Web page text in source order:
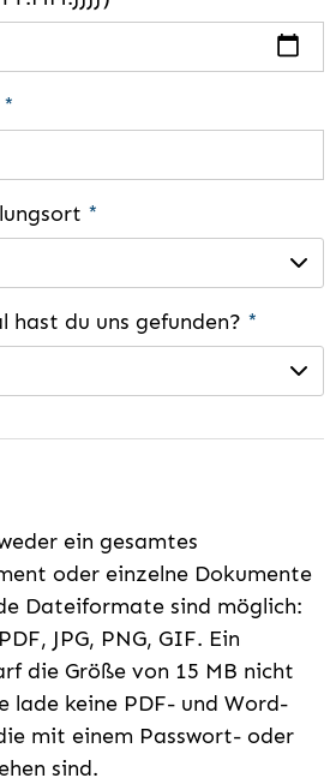
*
*
hast du uns gefunden? *
ein gesamtes
oder einzelne Dokumente
Dateiformate sind möglich:
JPG, PNG, GIF. Ein
die Größe von 15 MB nicht
lade keine PDF- und Word-
mit einem Passwort- oder
sind.